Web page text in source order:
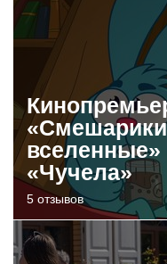
«Чучела»
5 отзывов